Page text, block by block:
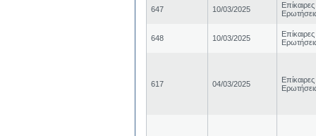
647 10/03/2025
Επίκαιρες
648 10/03/2025
Επίκαιρες
617 04/03/2025
Επίκαιρες